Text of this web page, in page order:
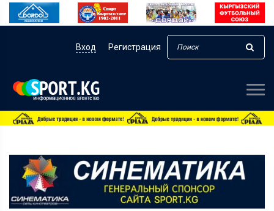
Вход Регистрация